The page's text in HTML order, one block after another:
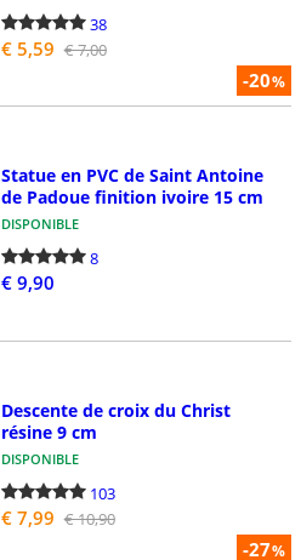
-20%
38
€ 5,59 € 7,00
Statue en PVC de Saint Antoine
de Padoue finition ivoire 15 cm
DISPONIBLE
8
€ 9,90
-27%
Descente de croix du Christ
résine 9 cm
DISPONIBLE
103
€ 7,99 € 10,90